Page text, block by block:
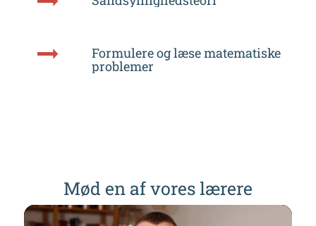
Formulere og læse matematiske
problemer
Mød en af vores lærere